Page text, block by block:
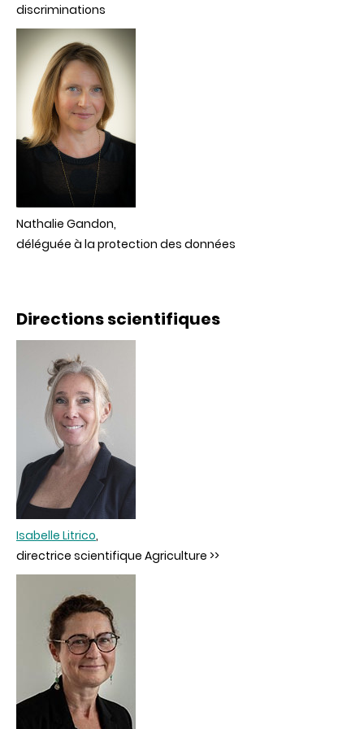
discriminations
Nathalie Gandon,
déléguée à la protection des données
Directions scientifiques
Isabelle Litrico,
directrice scientifique Agriculture >>